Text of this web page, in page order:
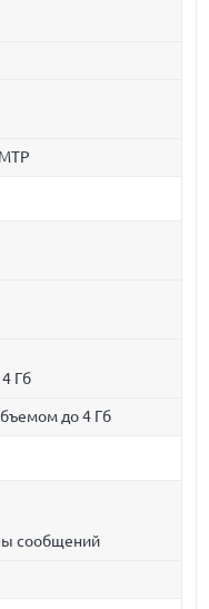
Гб
до 4 Гб
сообщений